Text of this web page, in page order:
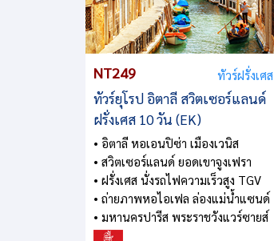
NT249 ทัวร์ฝรั่งเศส
ทัวร์ยุโรป อิตาลี สวิตเซอร์แลนด์
ฝรั่งเศส 10 วัน (EK)
• อิตาลี หอเอนปิซ่า เมืองเวนิส
• สวิตเซอร์แลนด์ ยอดเขาจูงเฟรา
• ฝรั่งเศส นั่งรถไฟความเร็วสูง TGV
• ถ่ายภาพหอไอเฟล ล่องแม่น้ำแซนด์
• มหานครปารีส พระราชวังแวร์ซายส์